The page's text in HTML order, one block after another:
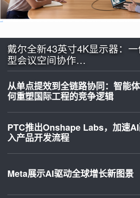
戴尔全新43英寸4K显示器：
型会议空间协作…
从单点提效到全链路协同：智能
何重塑国际工程的竞争逻辑
PTC推出Onshape Labs，加速
入产品开发流程
Meta展示AI驱动全球增长新图景